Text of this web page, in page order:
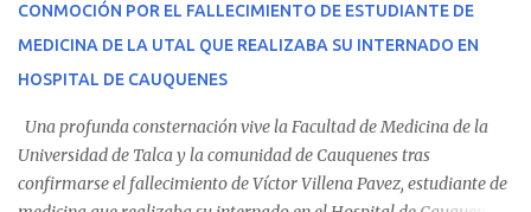
CONMOCIÓN POR EL FALLECIMIENTO DE ESTUDIANTE DE
MEDICINA DE LA UTAL QUE REALIZABA SU INTERNADO EN
HOSPITAL DE CAUQUENES
Una profunda consternación vive la Facultad de Medicina de la
Universidad de Talca y la comunidad de Cauquenes tras
confirmarse el fallecimiento de Víctor Villena Pavez, estudiante de